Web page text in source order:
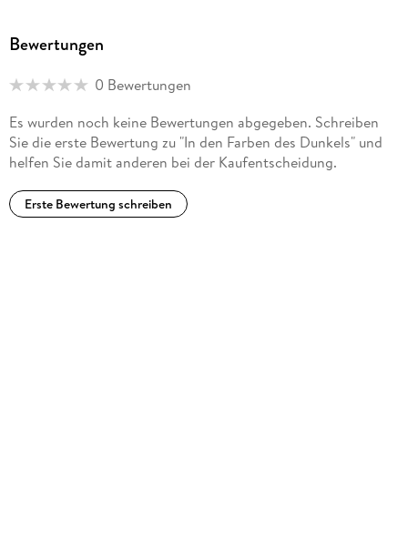
Bewertungen
0 Bewertungen
Es wurden noch keine Bewertungen abgegeben. Schreiben
Sie die erste Bewertung zu "In den Farben des Dunkels" und
helfen Sie damit anderen bei der Kaufentscheidung.
Erste Bewertung schreiben